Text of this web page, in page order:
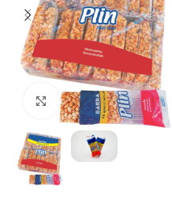
Click para agrandar